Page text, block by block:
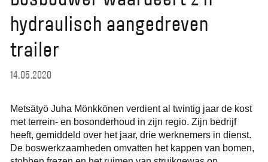
hydraulisch aangedreven
trailer
14.05.2020
Metsätyö Juha Mönkkönen verdient al twintig jaar de kost
met terrein- en bosonderhoud in zijn regio. Zijn bedrijf
heeft, gemiddeld over het jaar, drie werknemers in dienst.
De boswerkzaamheden omvatten het kappen van bomen,